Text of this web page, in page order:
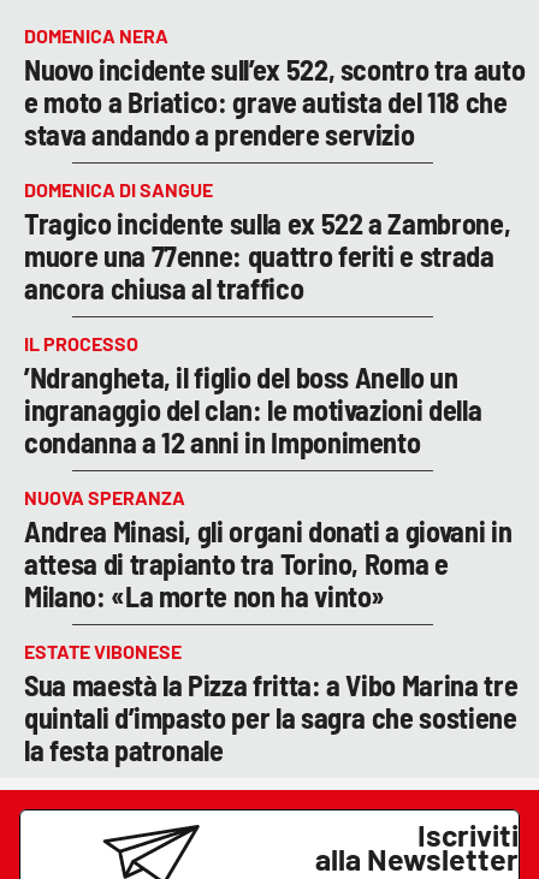
DOMENICA NERA
Nuovo incidente sull’ex 522, scontro tra auto
e moto a Briatico: grave autista del 118 che
stava andando a prendere servizio
DOMENICA DI SANGUE
Tragico incidente sulla ex 522 a Zambrone,
muore una 77enne: quattro feriti e strada
ancora chiusa al traffico
IL PROCESSO
’Ndrangheta, il figlio del boss Anello un
ingranaggio del clan: le motivazioni della
condanna a 12 anni in Imponimento
NUOVA SPERANZA
Andrea Minasi, gli organi donati a giovani in
attesa di trapianto tra Torino, Roma e
Milano: «La morte non ha vinto»
ESTATE VIBONESE
Sua maestà la Pizza fritta: a Vibo Marina tre
quintali d’impasto per la sagra che sostiene
la festa patronale
Iscriviti
alla Newsletter